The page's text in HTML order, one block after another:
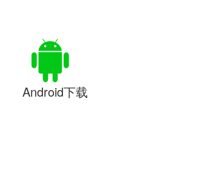
Android下载